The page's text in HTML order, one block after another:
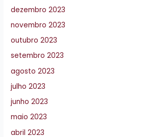
dezembro 2023
novembro 2023
outubro 2023
setembro 2023
agosto 2023
julho 2023
junho 2023
maio 2023
abril 2023